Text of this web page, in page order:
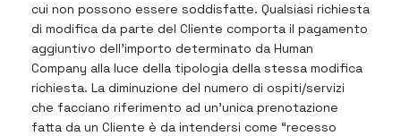
cui non possono essere soddisfatte. Qualsiasi richiesta
di modifica da parte del Cliente comporta il pagamento
aggiuntivo dell’importo determinato da Human
Company alla luce della tipologia della stessa modifica
richiesta. La diminuzione del numero di ospiti/servizi
che facciano riferimento ad un’unica prenotazione
fatta da un Cliente è da intendersi come “recesso